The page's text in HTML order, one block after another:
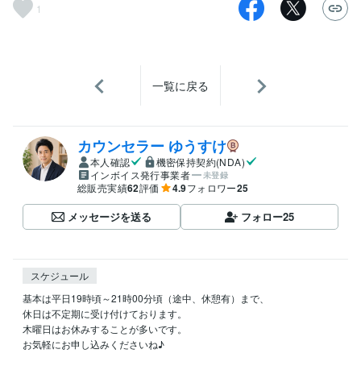
1
一覧に戻る
カウンセラー ゆうすけ
本人確認
機密保持契約(NDA)
インボイス発行事業者
未登録
総販売実績62評価 4.9フォロワー25
メッセージを送る フォロー25
スケジュール
基本は平日19時頃～21時00分頃（途中、休憩有）まで、
休日は不定期に受け付けております。
木曜日はお休みすることが多いです。
お気軽にお申し込みくださいね♪